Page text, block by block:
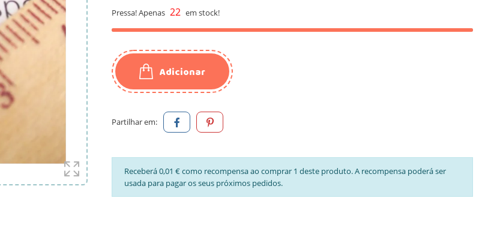
Pressa! Apenas 22 em stock!
Adicionar
Partilhar em:
Receberá 0,01 € como recompensa ao comprar 1 deste produto. A recompensa poderá ser
usada para pagar os seus próximos pedidos.